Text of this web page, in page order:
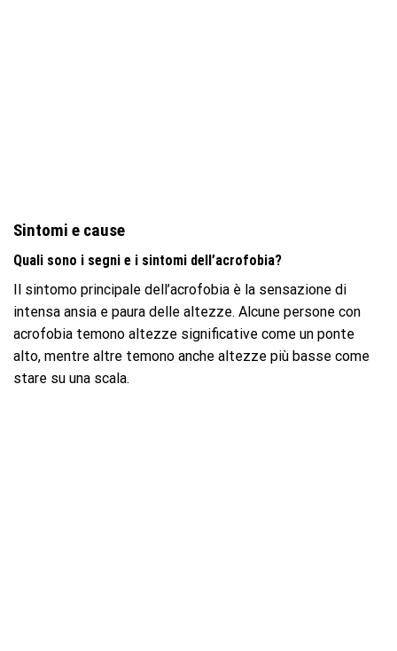
Sintomi e cause
Quali sono i segni e i sintomi dell’acrofobia?
Il sintomo principale dell’acrofobia è la sensazione di
intensa ansia e paura delle altezze. Alcune persone con
acrofobia temono altezze significative come un ponte
alto, mentre altre temono anche altezze più basse come
stare su una scala.